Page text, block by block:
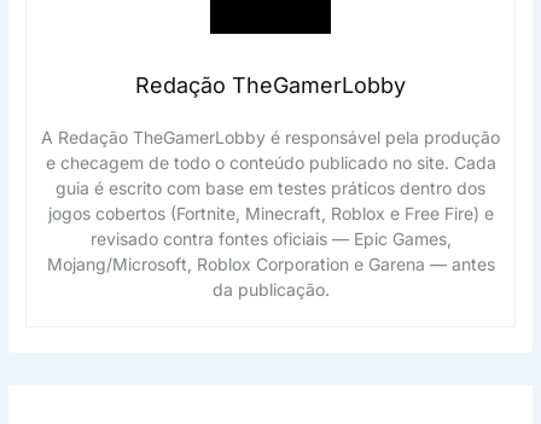
Redação TheGamerLobby
A Redação TheGamerLobby é responsável pela produção
e checagem de todo o conteúdo publicado no site. Cada
guia é escrito com base em testes práticos dentro dos
jogos cobertos (Fortnite, Minecraft, Roblox e Free Fire) e
revisado contra fontes oficiais — Epic Games,
Mojang/Microsoft, Roblox Corporation e Garena — antes
da publicação.